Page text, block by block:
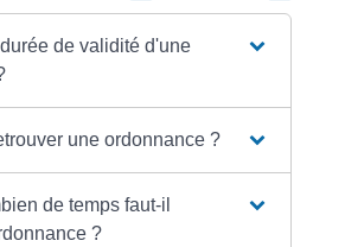
de validité d'une
une ordonnance ?
de temps faut-il
?